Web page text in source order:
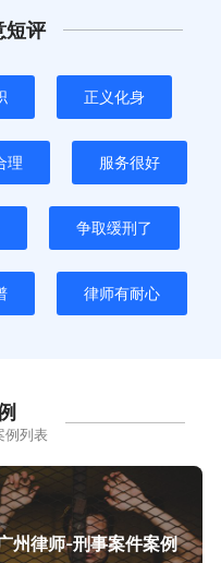
短评
正义化身
理 服务很好
争取缓刑了
律师有耐心
例列表
州律师-刑事案件案例